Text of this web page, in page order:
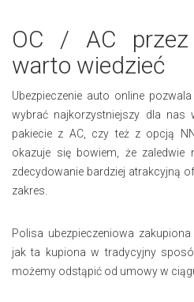
OC / AC
warto wiedzieć
Ubezpieczenie auto online
wybrać najkorzystniejszy dla nas
pakiecie z AC, czy też z opcją
okazuje się bowiem, że zaledwie
zdecydowanie bardziej atrakcyjną
zakres.
Polisa ubezpieczeniowa
jak ta kupiona w tradycyjny
możemy odstąpić od umowy w